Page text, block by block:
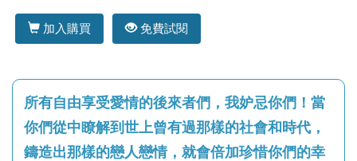
加入購買 免費試閱
所有自由享受愛情的後來者們，我妒忌你們！當
你們從中瞭解到世上曾有過那樣的社會和時代，
鑄造出那樣的戀人戀情，就會倍加珍惜你們的幸